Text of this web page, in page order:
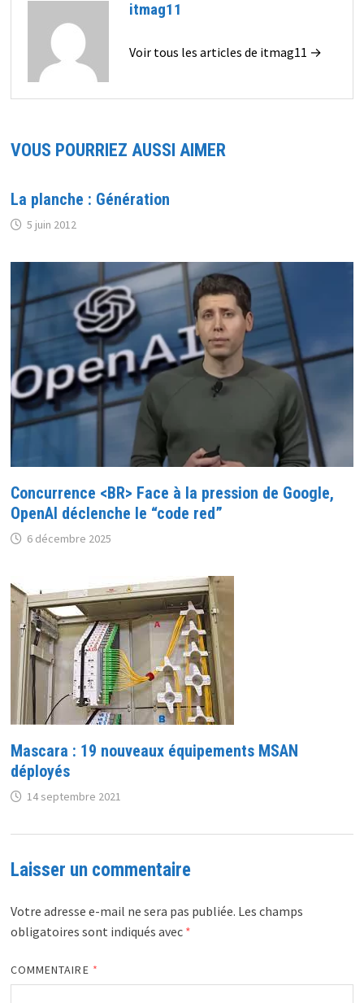
itmag11
Voir tous les articles de itmag11 →
VOUS POURRIEZ AUSSI AIMER
La planche : Génération
5 juin 2012
Concurrence <BR> Face à la pression de Google,
OpenAI déclenche le “code red”
6 décembre 2025
Mascara : 19 nouveaux équipements MSAN
déployés
14 septembre 2021
Laisser un commentaire
Votre adresse e-mail ne sera pas publiée. Les champs
obligatoires sont indiqués avec *
COMMENTAIRE *